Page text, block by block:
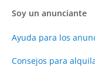
Soy un anunciante
Ayuda para los
Consejos para